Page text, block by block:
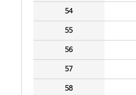
54
55
56
57
58